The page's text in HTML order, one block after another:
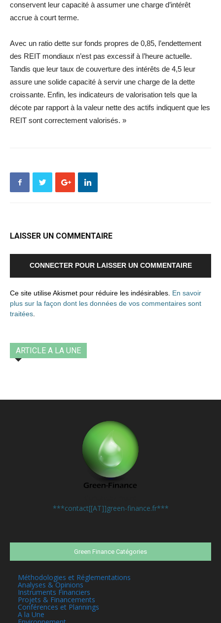
conservent leur capacité à assumer une charge d’intérêt
accrue à court terme.
Avec un ratio dette sur fonds propres de 0,85, l’endettement
des REIT mondiaux n’est pas excessif à l’heure actuelle.
Tandis que leur taux de couverture des intérêts de 4,5 leur
assure une solide capacité à servir une charge de la dette
croissante. Enfin, les indicateurs de valorisation tels que la
décote par rapport à la valeur nette des actifs indiquent que les
REIT sont correctement valorisés. »
LAISSER UN COMMENTAIRE
CONNECTER POUR LAISSER UN COMMENTAIRE
Ce site utilise Akismet pour réduire les indésirables. En savoir
plus sur la façon dont les données de vos commentaires sont
traitées
ARTICLE A LA UNE
***contact[[AT]]green-finance.fr***
Green Finance Catégories
Méthodologies et Réglementations
Analyses & Opinions
Instruments Financiers
Projets & Financements
Conférences et Plannings
A la Une